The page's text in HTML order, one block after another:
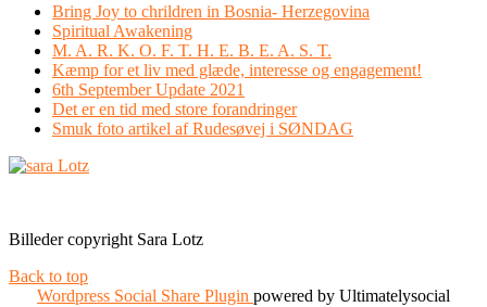
Bring Joy to chrildren in Bosnia- Herzegovina
Spiritual Awakening
M. A. R. K. O. F. T. H. E. B. E. A. S. T.
Kæmp for et liv med glæde, interesse og engagement!
6th September Update 2021
Det er en tid med store forandringer
Smuk foto artikel af Rudesøvej i SØNDAG
Billeder copyright Sara Lotz
Back to top
Wordpress Social Share Plugin powered by Ultimatelysocial